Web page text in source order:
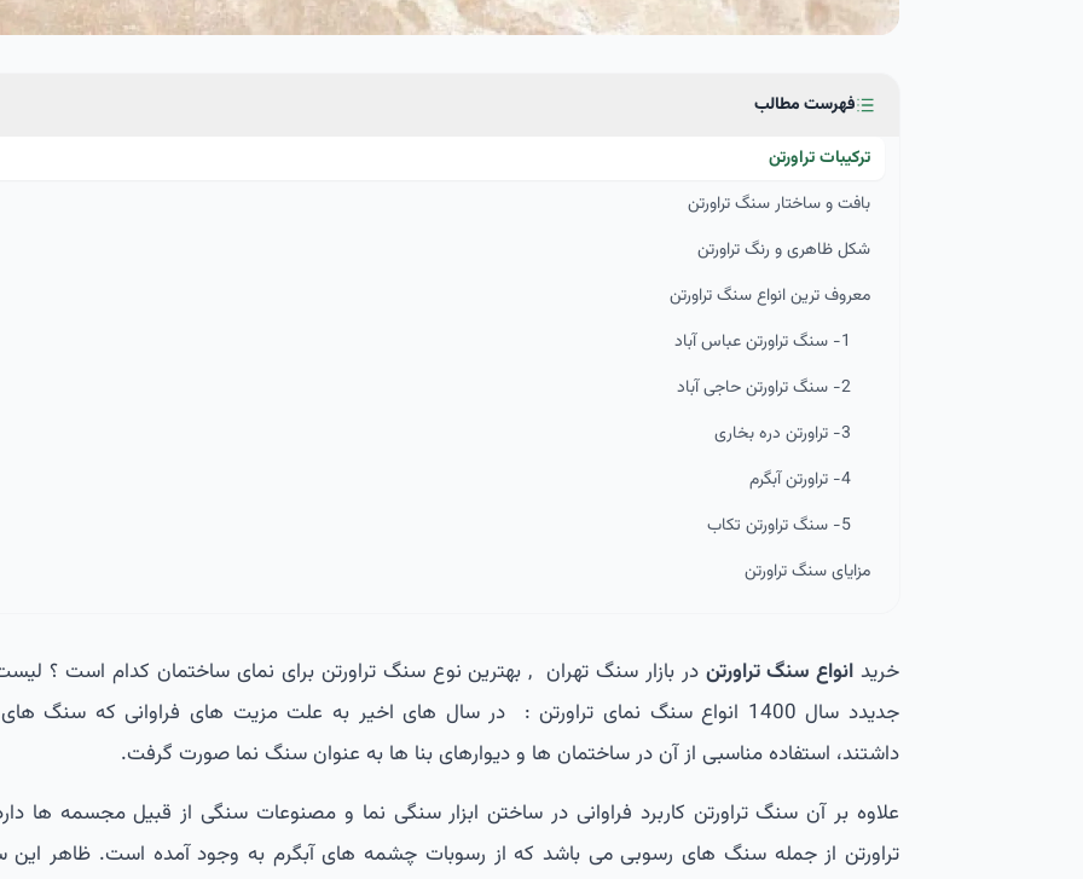
فهرست مطالب
ترکیبات تراورتن
بافت و ساختار سنگ تراورتن
شکل ظاهری و رنگ تراورتن
معروف ترین انواع سنگ تراورتن
1- سنگ تراورتن عباس آباد
2- سنگ تراورتن حاجی آباد
3- تراورتن دره بخاری
4- تراورتن آبگرم
5- سنگ تراورتن تکاب
مزایای سنگ تراورتن
خرید انواع سنگ تراورتندر بازار سنگ تهران , بهترین نوع سنگ تراورتن برای نمای ساختمان کدام است ؟
جدیدد سال 1400 انواع سنگ نمای تراورتن : در سال های اخیر به علت مزیت های فراوانی که سنگ
داشتند، استفاده مناسبی از آن در ساختمان ها و دیوارهای بنا ها به عنوان سنگ نما صورت گرفت.
علاوه بر آن سنگ تراورتن کاربرد فراوانی در ساختن ابزار سنگی نما و مصنوعات سنگی از قبیل مجسمه ها
تراورتن از جمله سنگ های رسوبی می باشد که از رسوبات چشمه های آبگرم به وجود آمده است. ظاهر